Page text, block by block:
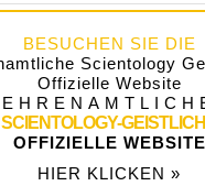
BESUCHEN SIE DIE
SCIENTOLOGY-
OFFIZIELLE WEBSITE
HIER KLICKEN »